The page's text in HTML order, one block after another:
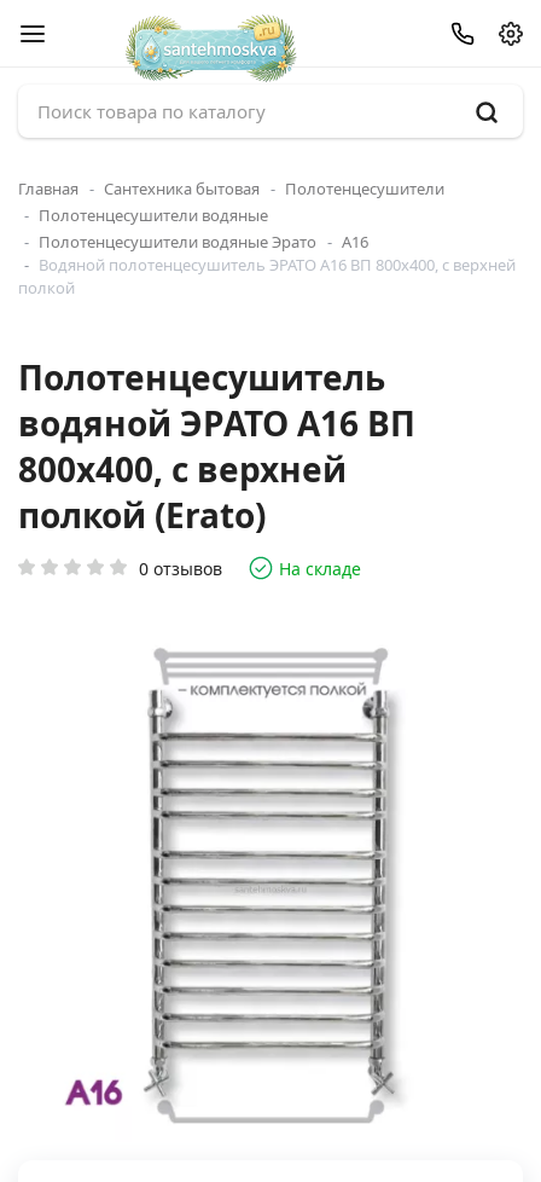
Главная Сантехника бытовая
Полотенцесушители
Полотенцесушители водяные
Полотенцесушители водяные Эрато
А16
Водяной полотенцесушитель ЭРАТО А16 ВП 800x400, с верхней
полкой
Полотенцесушитель
водяной ЭРАТО А16 ВП
800x400, с верхней
полкой (Erato)
0 отзывов На складе